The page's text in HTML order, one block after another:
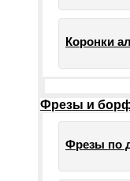
Коронки
Фрезы и
Фрезы по